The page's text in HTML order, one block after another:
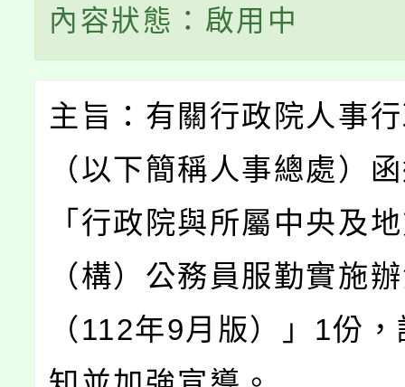
內容狀態：啟用中
主旨：有關行政院人事
（以下簡稱人事總處）
「行政院與所屬中央及
（構）公務員服勤實施
（112年9月版）」1份